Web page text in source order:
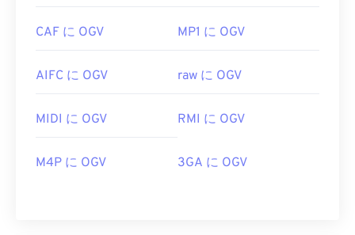
CAF に OGV MP1 に OGV
AIFC に OGV raw に OGV
MIDI に OGV RMI に OGV
M4P に OGV 3GA に OGV